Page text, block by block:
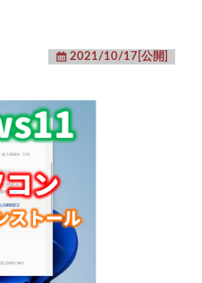
2021/10/17[公開]